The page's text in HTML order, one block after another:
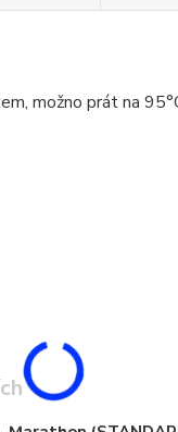
možno prát na